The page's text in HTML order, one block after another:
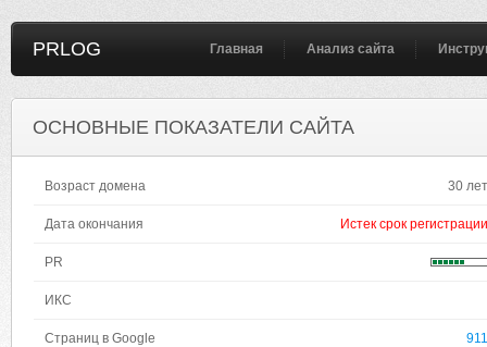
PRLOG Главная Анализ сайта
ОСНОВНЫЕ ПОКАЗАТЕЛИ САЙТА
Возраст домена 30 лет
Дата окончания Истек срок регистрации
PR
ИКС
Страниц в Google 911